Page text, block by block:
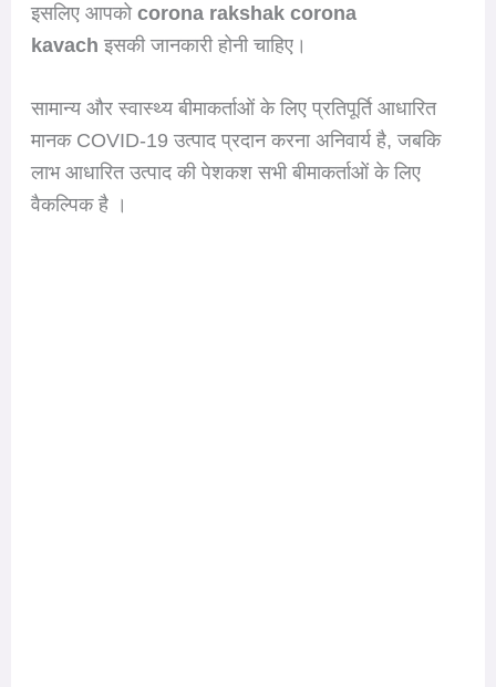
इसलिए आपको corona rakshak corona
kavach इसकी जानकारी होनी चाहिए।
सामान्य और स्वास्थ्य बीमाकर्ताओं के लिए प्रतिपूर्ति आधारित
मानक COVID-19 उत्पाद प्रदान करना अनिवार्य है, जबकि
लाभ आधारित उत्पाद की पेशकश सभी बीमाकर्ताओं के लिए
वैकल्पिक है ।